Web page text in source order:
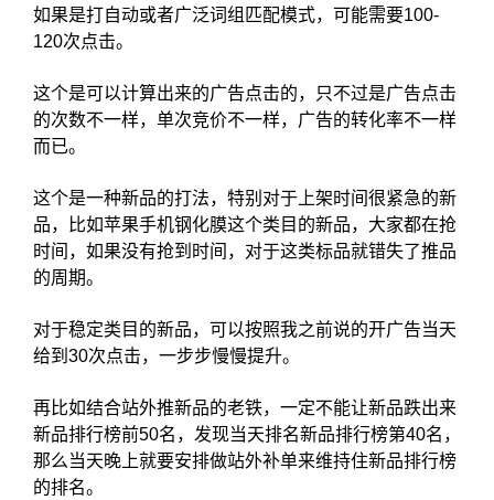
如果是打自动或者广泛词组匹配模式，可能需要100-
120次点击。
这个是可以计算出来的广告点击的，只不过是广告点击
的次数不一样，单次竞价不一样，广告的转化率不一样
而已。
这个是一种新品的打法，特别对于上架时间很紧急的新
品，比如苹果手机钢化膜这个类目的新品，大家都在抢
时间，如果没有抢到时间，对于这类标品就错失了推品
的周期。
对于稳定类目的新品，可以按照我之前说的开广告当天
给到30次点击，一步步慢慢提升。
再比如结合站外推新品的老铁，一定不能让新品跌出来
新品排行榜前50名，发现当天排名新品排行榜第40名，
那么当天晚上就要安排做站外补单来维持住新品排行榜
的排名。